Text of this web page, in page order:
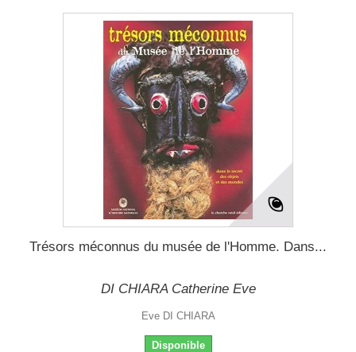
Trésors méconnus du musée de l'Homme. Dans...
DI CHIARA Catherine Eve
Eve DI CHIARA
Disponible